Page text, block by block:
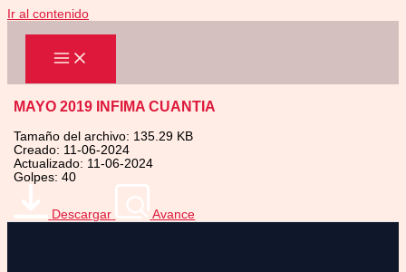
Ir al contenido
MAYO 2019 INFIMA CUANTIA
Tamaño del archivo: 135.29 KB
Creado: 11-06-2024
Actualizado: 11-06-2024
Golpes: 40
Descargar Avance